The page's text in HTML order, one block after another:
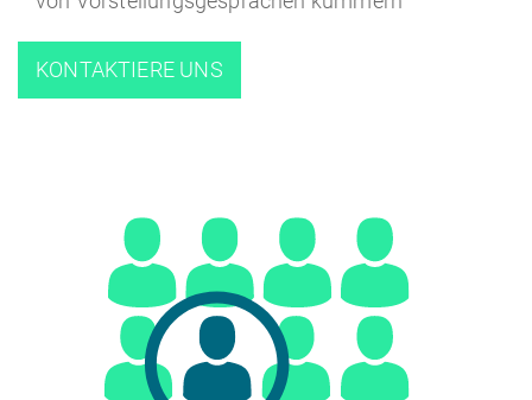
KONTAKTIERE UNS